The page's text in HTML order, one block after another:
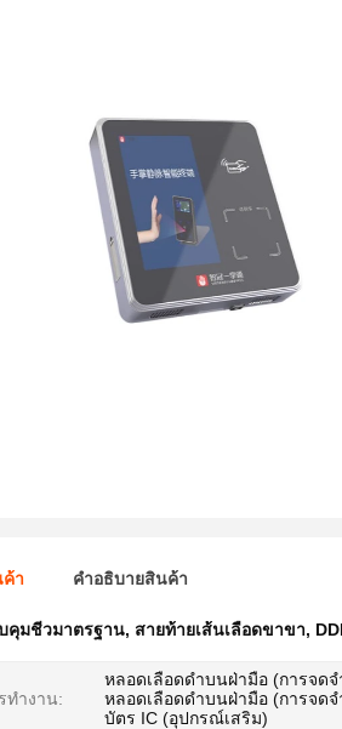
ค้า คําอธิบายสินค้า
คุมชีวมาตรฐาน, สายท้ายเส้นเลือดขาขา,
ทำงาน:
หลอดเลือดดำบนฝ่ามือ (การจดจ
หลอดเลือดดำบนฝ่ามือ (การจดจ
บัตร IC (อุปกรณ์เสริม)